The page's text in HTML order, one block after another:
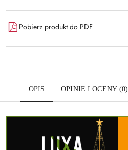
Pobierz produkt do PDF
OPIS OPINIE I OCENY (0)